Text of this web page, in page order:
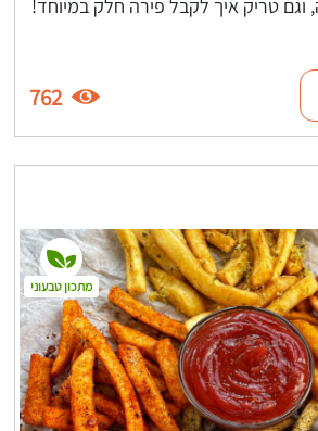
וגם טריק איך לקבל פירה חלק במיוחד!
762
מתכון טבעוני